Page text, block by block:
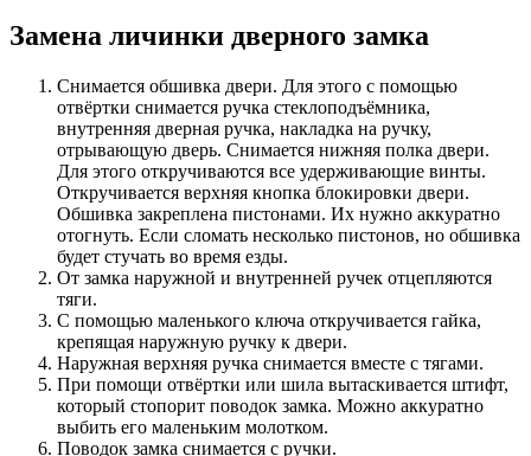
Замена личинки дверного замка
Снимается обшивка двери. Для этого с помощью
отвёртки снимается ручка стеклоподъёмника,
внутренняя дверная ручка, накладка на ручку,
отрывающую дверь. Снимается нижняя полка двери.
Для этого откручиваются все удерживающие винты.
Откручивается верхняя кнопка блокировки двери.
Обшивка закреплена пистонами. Их нужно аккуратно
отогнуть. Если сломать несколько пистонов, но обшивка
будет стучать во время езды.
От замка наружной и внутренней ручек отцепляются
тяги.
С помощью маленького ключа откручивается гайка,
крепящая наружную ручку к двери.
Наружная верхняя ручка снимается вместе с тягами.
При помощи отвёртки или шила вытаскивается штифт,
который стопорит поводок замка. Можно аккуратно
выбить его маленьким молотком.
Поводок замка снимается с ручки.